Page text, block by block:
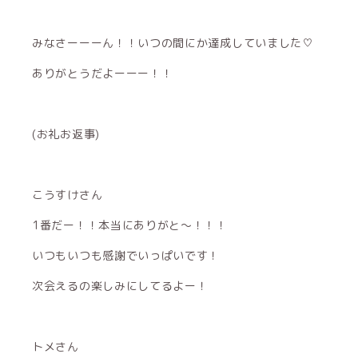
みなさーーーん！！いつの間にか達成していました♡
ありがとうだよーーー！！
(お礼お返事)
こうすけさん
1番だー！！本当にありがと〜！！！
いつもいつも感謝でいっぱいです！
次会えるの楽しみにしてるよー！
トメさん